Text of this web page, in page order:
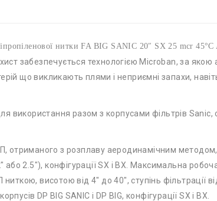
нитки FA BIG SANIC 20″ SX 25 mcr
забезпечується технологією Microban, за
що викликають плями і неприємні запахи,
використання разом з корпусами фільтрів
отриманого з розплаву аеродинамічним методом,
2.5″), конфігурації SX і BX. Максимальна
висотою від 4″ до 40″, ступінь фільтрації
DP BIG SANIC і DP BIG, конфігурації SX і BX.